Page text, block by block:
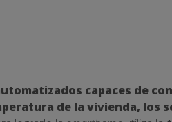
capaces de
de la vivienda, los